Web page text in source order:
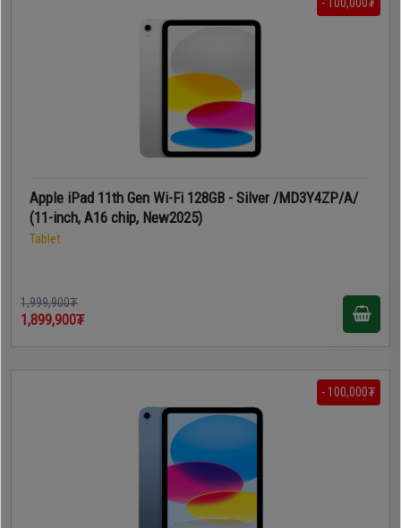
Apple iPad 11th Gen Wi-Fi 128GB - Silver /MD3Y4ZP/A/
(11-inch, A16 chip, New2025)
Tablet
1,999,900₮
1,899,900₮
- 100,000₮